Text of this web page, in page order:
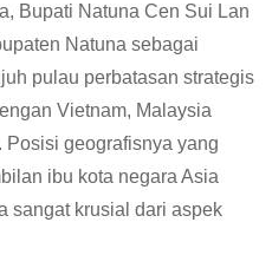
Bupati Natuna Cen Sui Lan
Natuna sebagai
pulau perbatasan strategis
Vietnam, Malaysia
Posisi geografisnya yang
ibu kota negara Asia
sangat krusial dari aspek